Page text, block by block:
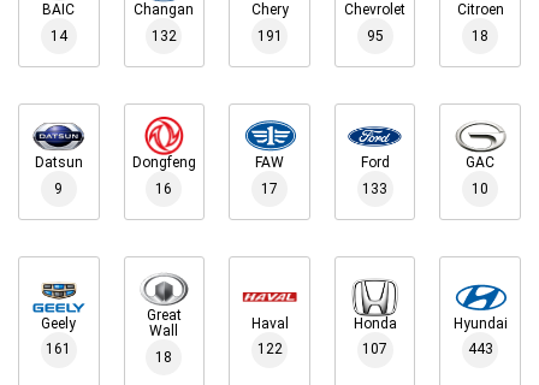
BAIC
14
Changan
132
Chery
191
Chevrolet
95
Citroen
18
Datsun
9
Dongfeng
16
FAW
17
Ford
133
GAC
10
Geely
161
Great
Wall
18
Haval
122
Honda
107
Hyundai
443